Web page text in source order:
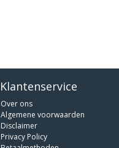
Klantenservice
Over ons
Algemene voorwaarden
Disclaimer
Privacy Policy